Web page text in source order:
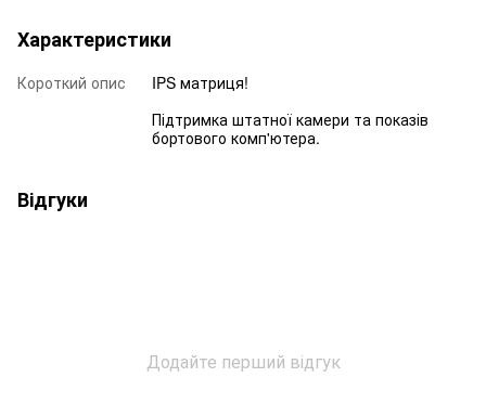
Характеристики
Короткий опис
IPS матриця!
Підтримка штатної камери та показів
бортового комп'ютера.
Відгуки
Додайте перший відгук